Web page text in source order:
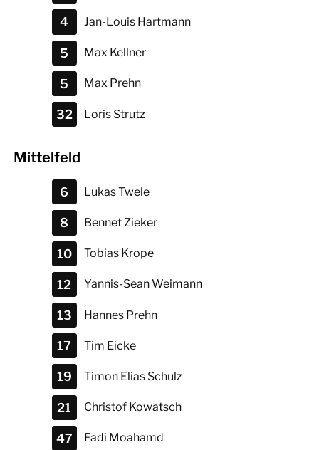
Jan-Louis Hartmann
4
Max Kellner
5
Max Prehn
5
Loris Strutz
32
Mittelfeld
LukasTwele
6
BennetZieker
8
Tobias Krope
10
Yannis-SeanWeimann
12
Hannes Prehn
13
Tim Eicke
17
Timon Elias Schulz
19
Christof Kowatsch
21
Fadi Moahamd
47